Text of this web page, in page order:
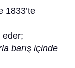
1833’te
eder;
barış içinde